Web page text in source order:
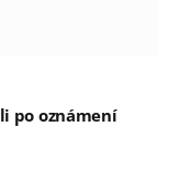
po oznámení